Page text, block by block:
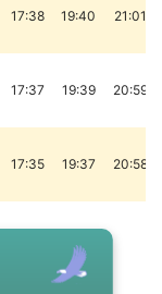
17:38 19:40 21:01
17:37 19:39 20:59
17:35 19:37 20:58